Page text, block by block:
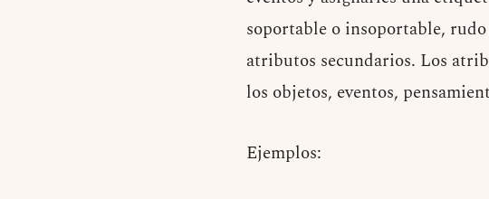
soportable o insoportable,
atributos secundarios. Los
los objetos, eventos,
Ejemplos: